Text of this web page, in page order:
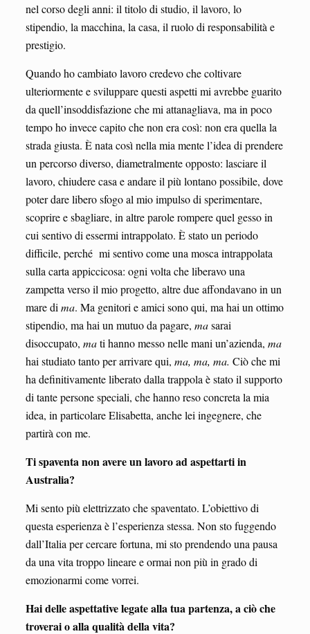
nel corso degli anni: il titolo di studio, il lavoro, lo
stipendio, la macchina, la casa, il ruolo di responsabilità e
prestigio.
Quando ho cambiato lavoro credevo che coltivare
ulteriormente e sviluppare questi aspetti mi avrebbe guarito
da quell’insoddisfazione che mi attanagliava, ma in poco
tempo ho invece capito che non era così: non era quella la
strada giusta. È nata così nella mia mente l’idea di prendere
un percorso diverso, diametralmente opposto: lasciare il
lavoro, chiudere casa e andare il più lontano possibile, dove
poter dare libero sfogo al mio impulso di sperimentare,
scoprire e sbagliare, in altre parole rompere quel gesso in
cui sentivo di essermi intrappolato. È stato un periodo
difficile, perché mi sentivo come una mosca intrappolata
sulla carta appiccicosa: ogni volta che liberavo una
zampetta verso il mio progetto, altre due affondavano in un
mare di ma. Ma genitori e amici sono qui, ma hai un ottimo
stipendio, ma hai un mutuo da pagare, masarai
disoccupato, mati hanno messo nelle mani un’azienda, ma
hai studiato tanto per arrivare qui, ma, ma, ma. Ciò che mi
ha definitivamente liberato dalla trappola è stato il supporto
di tante persone speciali, che hanno reso concreta la mia
idea, in particolare Elisabetta, anche lei ingegnere, che
partirà con me.
Ti spaventa non avere un lavoro ad aspettarti in
Australia?
Mi sento più elettrizzato che spaventato. L’obiettivo di
questa esperienza è l’esperienza stessa. Non sto fuggendo
dall’Italia per cercare fortuna, mi sto prendendo una pausa
da una vita troppo lineare e ormai non più in grado di
emozionarmi come vorrei.
Hai delle aspettative legate alla tua partenza, a ciò che
troverai o alla qualità della vita?